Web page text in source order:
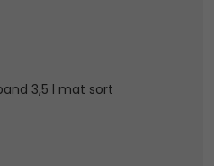
3,5 l mat sort